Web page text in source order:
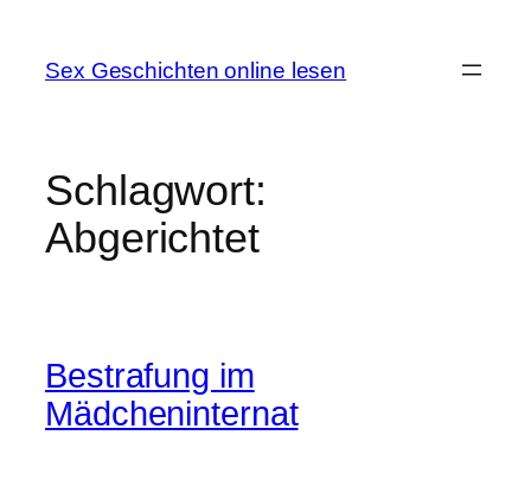
springen
Sex Geschichten online lesen
Schlagwort:
Abgerichtet
Bestrafung im
Mädcheninternat